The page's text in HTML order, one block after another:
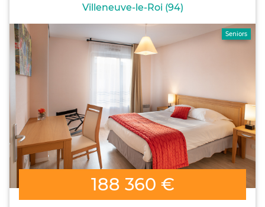
Villeneuve-le-Roi (94)
Seniors
188 360 €